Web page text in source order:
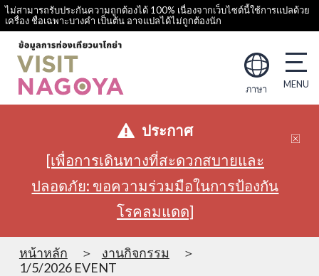
ไม่สามารถรับประกันความถูกต้องได้ 100% เนื่องจากเว็บไซต์นี้ใช้การแปลด้วย
เครื่อง ชื่อเฉพาะบางคำ เป็นต้น อาจแปลได้ไม่ถูกต้องนัก
ภาษา
ประกาศ
[เพื่อการเดินทางที่สะดวกสบายและ
ปลอดภัย: ขอความร่วมมือในการป้องกัน
โรคลมแดด]
หน้าหลัก
งานกิจกรรม
1/5/2026 EVENT